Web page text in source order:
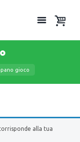
gioco
alla tua